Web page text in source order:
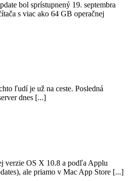
bol sprístupnený 19. septembra
s viac ako 64 GB operačnej
ľudí je už na ceste. Posledná
dnes [...]
verzie OS X 10.8 a podľa Applu
ale priamo v Mac App Store [...]